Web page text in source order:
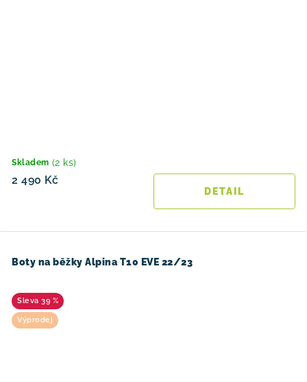
Skladem (2 ks)
2 490 Kč
Boty na běžky Alpina T10 EVE 22/23
39 %
Výprodej